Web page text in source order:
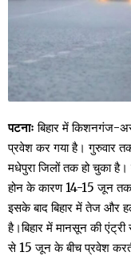
पटनाः बिहार में किशनगंज-
प्रवेश कर गया है। गुरुवार
मधेपुरा जिलों तक हो चुका है।
होन के कारण 14-15 जून तक
इसके बाद बिहार में तेज और
है।बिहार में मानसून की
से 15 जून के बीच प्रवेश